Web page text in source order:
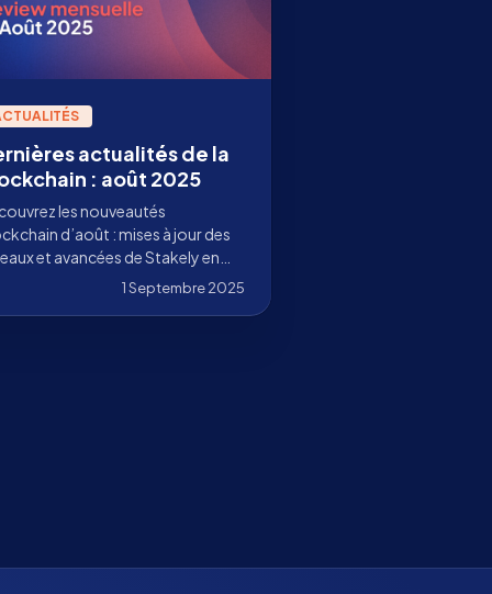
actualités de la
: août 2025
les nouveautés
d’août : mises à jour des
et avancées de Stakely en
que validateur et sponsor1 Septembre 2025